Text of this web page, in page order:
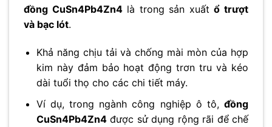
đồng CuSn4Pb4Zn4là trong sản xuấtổ trượt
và bạc lót.
Khả năng chịu tải và chống mài mòn của hợp
kim này đảm bảo hoạt động trơn tru và kéo
dài tuổi thọ cho các chi tiết máy.
Ví dụ, trong ngành công nghiệp ô tô, đồng
CuSn4Pb4Zn4được sử dụng rộng rãi để chế